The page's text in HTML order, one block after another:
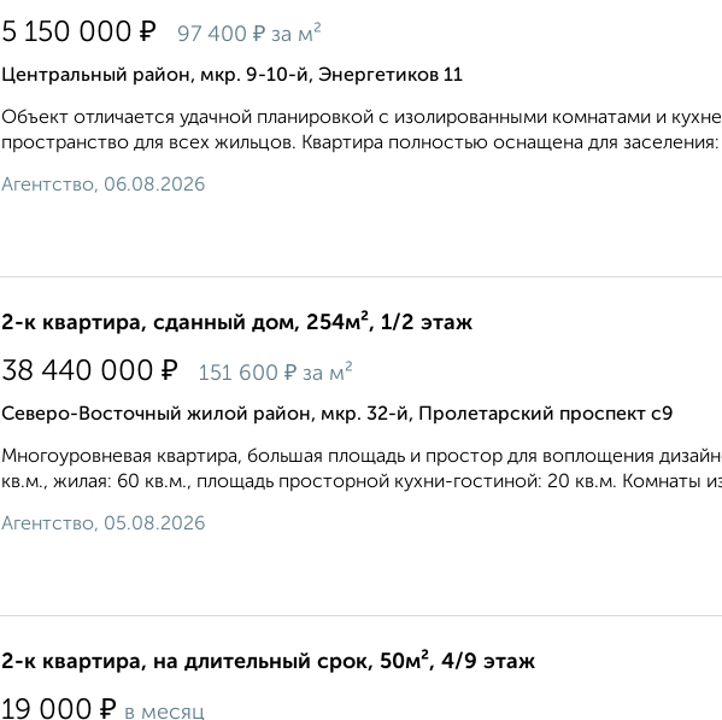
5 150 000 ₽ 97 400 ₽ за м²
Центральный район, мкр. 9-10-й, Энергетиков 11
Объект отличается удачной планировкой с изолированными комнатами и
пространство для всех жильцов. Квартира полностью оснащена для
Агентство, 06.08.2026
2-к квартира, сданный дом, 254м², 1/2 этаж
38 440 000 ₽ 151 600 ₽ за м²
Северо-Восточный жилой район, мкр. 32-й, Пролетарский проспект с9
Многоуровневая квартира, большая площадь и простор для воплощения
кв.м., жилая: 60 кв.м., площадь просторной кухни-гостиной: 20 кв.м. Комнаты
Агентство, 05.08.2026
2-к квартира, на длительный срок, 50м², 4/9 этаж
19 000 ₽ в месяц